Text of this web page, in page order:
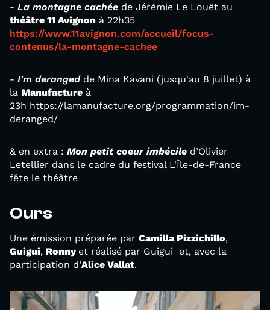
- La montagne cachée de Jérémie Le Louët au
théâtre 11 Avignon à 22h35
https://www.11avignon.com/accueil/focus-
contenus/la-montagne-cachee
- I'm deranged de Mina Kavani (jusqu'au 8 juillet) à
la Manufacture à
23h https://lamanufacture.org/programmation/im-
deranged/
& en extra : Mon petit coeur imbécile d’Olivier
Letellier dans le cadre du festival L'Île-de-France
fête le théâtre
Ours
Une émission préparée par Camilla Pizzichillo,
Guigui, Ronny et réalisé par Guigui et, avec la
participation d’Alice Vallat.